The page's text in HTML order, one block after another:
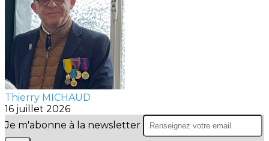
Thierry MICHAUD
16 juillet 2026
Je m'abonne à la newsletter